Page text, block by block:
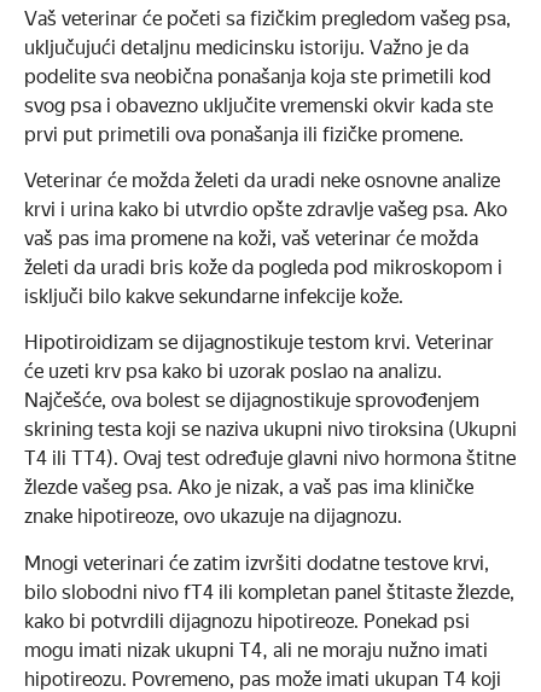
Vaš veterinar će početi sa fizičkim pregledom vašeg psa,
uključujući detaljnu medicinsku istoriju. Važno je da
podelite sva neobična ponašanja koja ste primetili kod
svog psa i obavezno uključite vremenski okvir kada ste
prvi put primetili ova ponašanja ili fizičke promene.
Veterinar će možda želeti da uradi neke osnovne analize
krvi i urina kako bi utvrdio opšte zdravlje vašeg psa. Ako
vaš pas ima promene na koži, vaš veterinar će možda
želeti da uradi bris kože da pogleda pod mikroskopom i
isključi bilo kakve sekundarne infekcije kože.
Hipotiroidizam se dijagnostikuje testom krvi. Veterinar
će uzeti krv psa kako bi uzorak poslao na analizu.
Najčešće, ova bolest se dijagnostikuje sprovođenjem
skrining testa koji se naziva ukupni nivo tiroksina (Ukupni
T4 ili TT4). Ovaj test određuje glavni nivo hormona štitne
žlezde vašeg psa. Ako je nizak, a vaš pas ima kliničke
znake hipotireoze, ovo ukazuje na dijagnozu.
Mnogi veterinari će zatim izvršiti dodatne testove krvi,
bilo slobodni nivo fT4 ili kompletan panel štitaste žlezde,
kako bi potvrdili dijagnozu hipotireoze. Ponekad psi
mogu imati nizak ukupni T4, ali ne moraju nužno imati
hipotireozu. Povremeno, pas može imati ukupan T4 koji